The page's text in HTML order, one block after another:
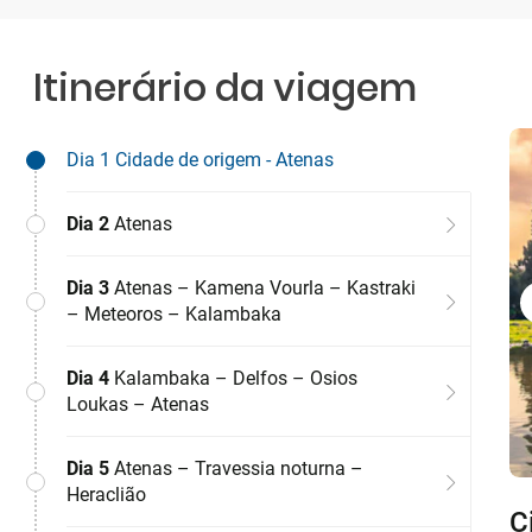
Itinerário da viagem
Dia 1 Cidade de origem - Atenas
Dia 2 Atenas
Dia 3 Atenas – Kamena Vourla – Kastraki
– Meteoros – Kalambaka
Dia 4 Kalambaka – Delfos – Osios
Loukas – Atenas
Dia 5 Atenas – Travessia noturna –
Heraclião